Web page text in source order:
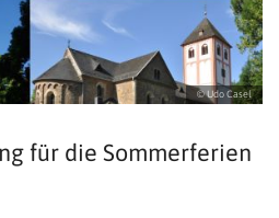
© Udo Casel
für die Sommerferien